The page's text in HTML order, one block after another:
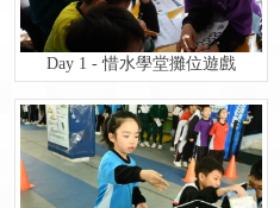
Day 1 - 惜水學堂攤位遊戲